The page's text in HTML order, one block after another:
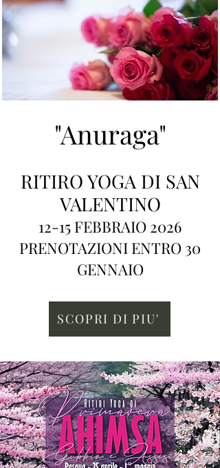
"Anuraga"
RITIRO YOGA DI SAN
VALENTINO
12-15 FEBBRAIO 2026
PRENOTAZIONI ENTRO 30
GENNAIO
SCOPRI DI PIU'